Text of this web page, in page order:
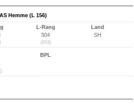
Hemme (L 156)
L-Rang
304
(203)
Land
SH
BPL